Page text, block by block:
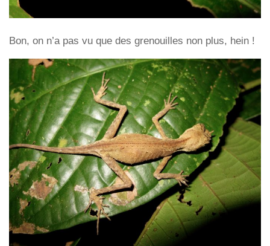
Bon, on n’a pas vu que des grenouilles non plus, hein !